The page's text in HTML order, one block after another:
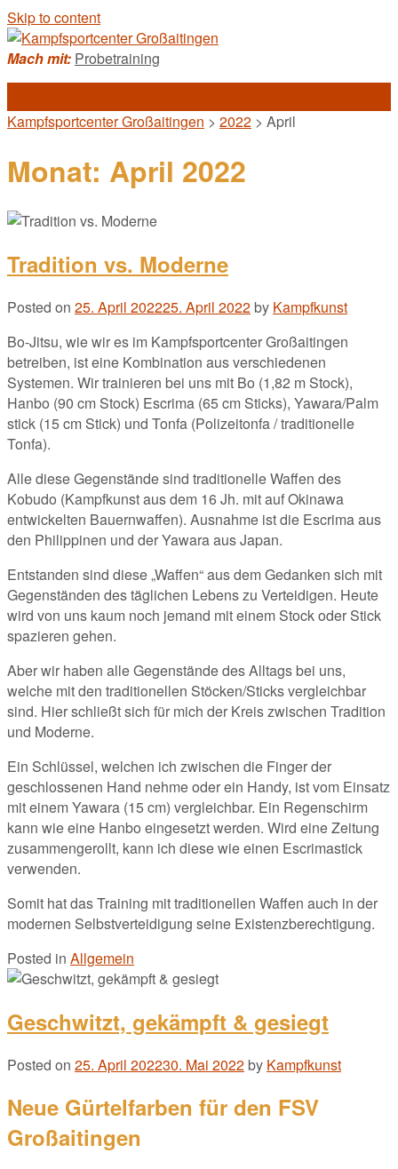
Skip to content
Mach mit: Probetraining
Kampfsportcenter Großaitingen > 2022 > April
Monat: April 2022
Tradition vs. Moderne
Posted on 25. April 202225. April 2022 by Kampfkunst
Bo-Jitsu, wie wir es im Kampfsportcenter Großaitingen
betreiben, ist eine Kombination aus verschiedenen
Systemen. Wir trainieren bei uns mit Bo (1,82 m Stock),
Hanbo (90 cm Stock) Escrima (65 cm Sticks), Yawara/Palm
stick (15 cm Stick) und Tonfa (Polizeitonfa / traditionelle
Tonfa).
Alle diese Gegenstände sind traditionelle Waffen des
Kobudo (Kampfkunst aus dem 16 Jh. mit auf Okinawa
entwickelten Bauernwaffen). Ausnahme ist die Escrima aus
den Philippinen und der Yawara aus Japan.
Entstanden sind diese „Waffen“ aus dem Gedanken sich mit
Gegenständen des täglichen Lebens zu Verteidigen. Heute
wird von uns kaum noch jemand mit einem Stock oder Stick
spazieren gehen.
Aber wir haben alle Gegenstände des Alltags bei uns,
welche mit den traditionellen Stöcken/Sticks vergleichbar
sind. Hier schließt sich für mich der Kreis zwischen Tradition
und Moderne.
Ein Schlüssel, welchen ich zwischen die Finger der
geschlossenen Hand nehme oder ein Handy, ist vom Einsatz
mit einem Yawara (15 cm) vergleichbar. Ein Regenschirm
kann wie eine Hanbo eingesetzt werden. Wird eine Zeitung
zusammengerollt, kann ich diese wie einen Escrimastick
verwenden.
Somit hat das Training mit traditionellen Waffen auch in der
modernen Selbstverteidigung seine Existenzberechtigung.
Posted in Allgemein
Geschwitzt, gekämpft & gesiegt
Posted on 25. April 202230. Mai 2022 by Kampfkunst
Neue Gürtelfarben für den FSV
Großaitingen